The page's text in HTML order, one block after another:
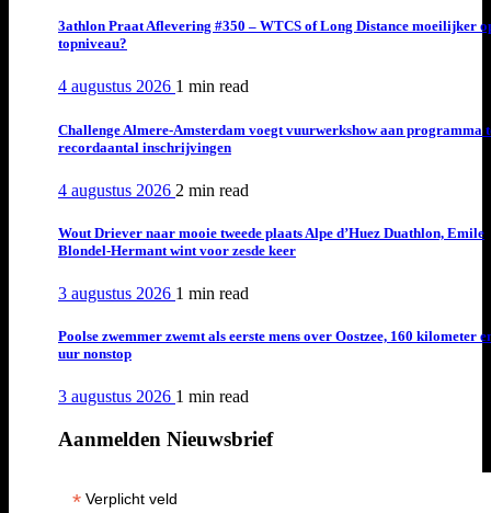
3athlon Praat Aflevering #350 – WTCS of Long Distance moeilijker
topniveau?
4 augustus 2026 1 min read
Challenge Almere-Amsterdam voegt vuurwerkshow aan programma
recordaantal inschrijvingen
4 augustus 2026 2 min read
Wout Driever naar mooie tweede plaats Alpe d’Huez Duathlon, Emile
Blondel-Hermant wint voor zesde keer
3 augustus 2026 1 min read
Poolse zwemmer zwemt als eerste mens over Oostzee, 160 kilometer
uur nonstop
3 augustus 2026 1 min read
Aanmelden Nieuwsbrief
*Verplicht veld